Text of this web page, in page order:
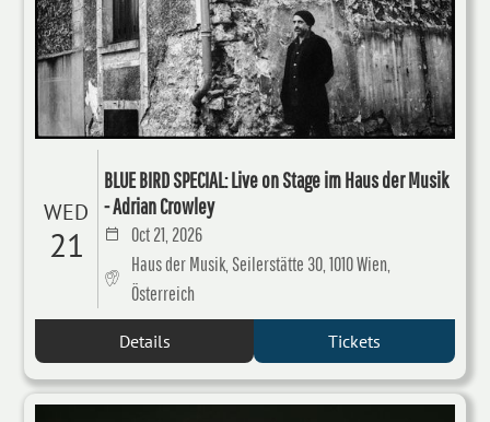
WED
21
BLUE BIRD SPECIAL: Live on Stage im Haus der Musik
- Adrian Crowley
Oct 21, 2026
Haus der Musik, Seilerstätte 30, 1010 Wien,
Österreich
Details Tickets